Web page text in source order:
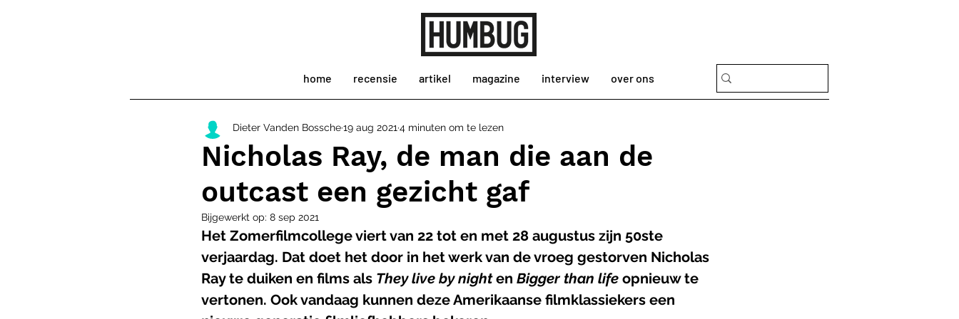
home recensie artikel magazine interview over ons
Nicholas Ray, de man die aan de
outcast een gezicht gaf
Dieter Vanden Bossche19 aug 2021 4 minuten om te lezen
Bijgewerkt op: 8 sep 2021
Het Zomerfilmcollege viert van 22 tot en met 28 augustus zijn 50ste
verjaardag. Dat doet het door in het werk van de vroeg gestorven Nicholas
Ray te duiken en films als They live by night en Bigger than life opnieuw te
vertonen. Ook vandaag kunnen deze Amerikaanse filmklassiekers een